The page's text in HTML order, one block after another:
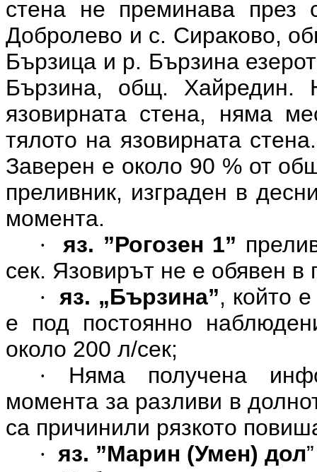
стена не преминава
Добролево и с. Сираково,
Бързица и р. Бързина
Бързина, общ. Хайредин.
язовирната стена, няма
тялото на язовирната
Заверен е около 90 % от
преливник, изграден в
момента.
· яз. ”Рогозен 1”
сек. Язовирът не е обявен в
· яз. „Бързина”, който
е под постоянно
около 200 л/сек;
·
Няма получена
момента за разливи в
са причинили рязкото
· яз. ”Марин (Умен) дол